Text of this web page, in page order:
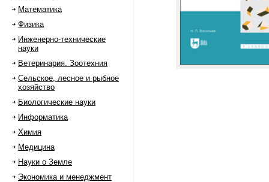
Математика
Физика
Инженерно-технические
науки
Ветеринария. Зоотехния
Сельское, лесное и рыбное
хозяйство
Биологические науки
Информатика
Химия
Медицина
Науки о Земле
Экономика и менеджмент